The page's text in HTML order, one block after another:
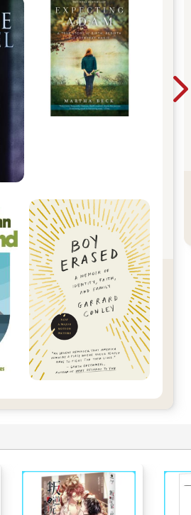
寫作是掌握點線面的思考能力，作者
，才能運用寫作技巧，精確地傳達給
有效溝通說服的效果。
精準寫作傳達的長文寫作，來對抗淺
《深度報導寫作》指出，現代人用文
寫作更零碎化、淺薄化、草率、不深
的技能。
力有兩種：文案寫作與簡報技巧。這
，操作上卻容易產生內容零碎化、片
、線上或線下課程，我觀察都是以推
案寫作為主。人人都想當注意力商
路，希望迅速就能透過文案來行銷變
後卻需要強大的寫作與思考基礎。寫
包括了解產品、市場趨勢，接著再切
有了完整想法之後，再來則是如何用
標題，迅速攫取讀者注意，進而打動
的打磨過程。
，卻是形式上輕薄短小的行銷文。如
，就難以顧及內容要有結論與清楚的
化。我認為，這才是一篇深具影響力
該先打好寫作基礎，再學習短文案技
的簡報技巧。簡報其實跟寫作不同，
運用圖片與簡單文字，每張傳達一個
。